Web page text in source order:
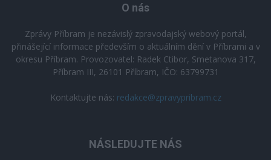
O nás
Zprávy Příbram je nezávislý zpravodajský webový portál,
přinášející informace především o aktuálním dění v Příbrami a v
okresu Příbram. Provozovatel: Radek Ctibor, Smetanova 317,
Příbram III, 26101 Příbram, IČO: 63799731
Kontaktujte nás: redakce@zpravypribram.cz
NÁSLEDUJTE NÁS